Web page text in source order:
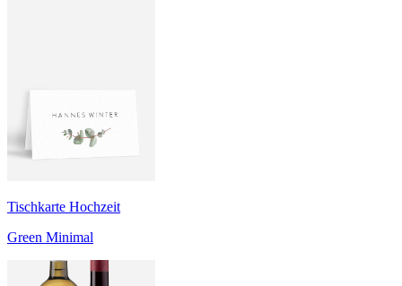
Tischkarte Hochzeit
Green Minimal